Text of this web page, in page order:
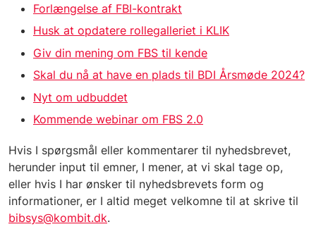
Forlængelse af FBI-kontrakt
Husk at opdatere rollegalleriet i KLIK
Giv din mening om FBS til kende
Skal du nå at have en plads til BDI Årsmøde 2024?
Nyt om udbuddet
Kommende webinar om FBS 2.0
Hvis I spørgsmål eller kommentarer til nyhedsbrevet,
herunder input til emner, I mener, at vi skal tage op,
eller hvis I har ønsker til nyhedsbrevets form og
informationer, er I altid meget velkomne til at skrive til
bibsys@kombit.dk.